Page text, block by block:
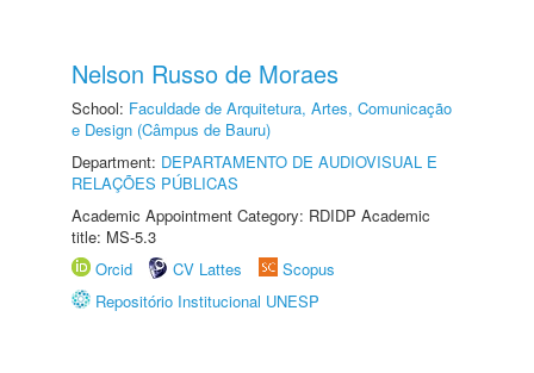
Nelson Russo de Moraes
School: Faculdade de Arquitetura, Artes, Comunicação
e Design (Câmpus de Bauru)
Department: DEPARTAMENTO DE AUDIOVISUAL E
RELAÇÕES PÚBLICAS
Academic Appointment Category: RDIDP Academic
title: MS-5.3
Orcid
CV Lattes
Scopus
Repositório Institucional UNESP